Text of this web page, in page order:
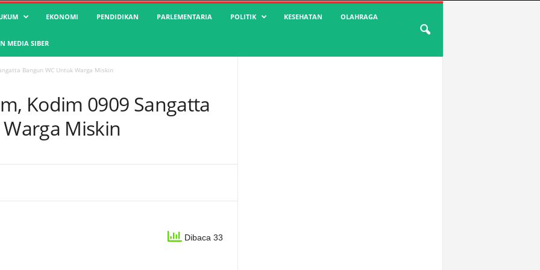
EKONOMI PENDIDIKAN PARLEMENTARIA POLITIK KESEHATAN OLAHRAGA
MEDIA SIBER
Bangun WC Untuk Warga Miskin
Kodim 0909 Sangatta
Miskin
Dibaca 33